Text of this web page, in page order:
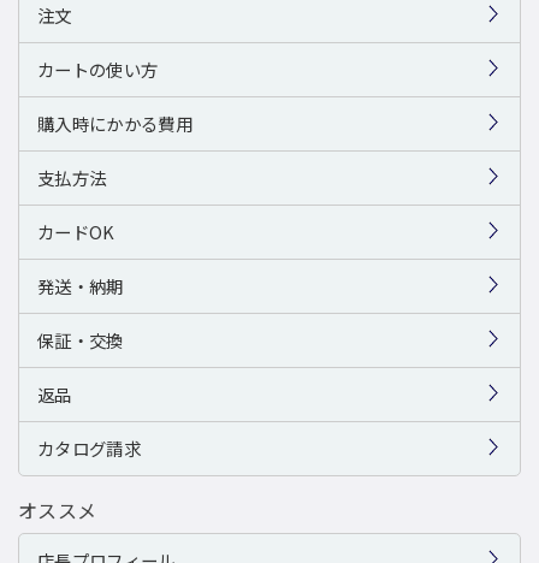
注文
カートの使い方
購入時にかかる費用
支払方法
カードOK
発送・納期
保証・交換
返品
カタログ請求
オススメ